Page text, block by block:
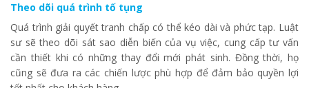
Theo dõi quá trình tố tụng
Quá trình giải quyết tranh chấp có thể kéo dài và phức tạp. Luật
sư sẽ theo dõi sát sao diễn biến của vụ việc, cung cấp tư vấn
cần thiết khi có những thay đổi mới phát sinh. Đồng thời, họ
cũng sẽ đưa ra các chiến lược phù hợp để đảm bảo quyền lợi